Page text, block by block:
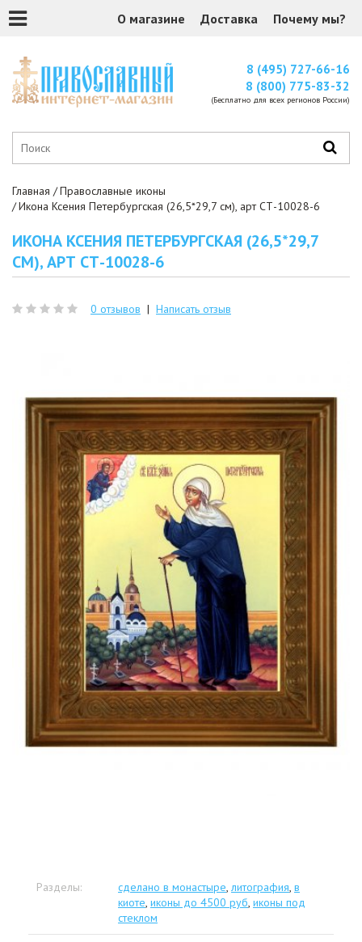
О магазине Доставка Почему мы?
8 (495) 727-66-16
8 (800) 775-83-32
(Бесплатно для всех регионов России)
Главная
Православные иконы
Икона Ксения Петербургская (26,5*29,7 см), арт СТ-10028-6
ИКОНА КСЕНИЯ ПЕТЕРБУРГСКАЯ (26,5*29,7
СМ), АРТ СТ-10028-6
0 отзывов | Написать отзыв
Разделы: сделано в монастыре, литография, в
киоте, иконы до 4500 руб, иконы под
стеклом